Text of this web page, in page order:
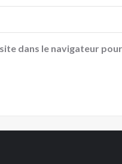
dans le navigateur